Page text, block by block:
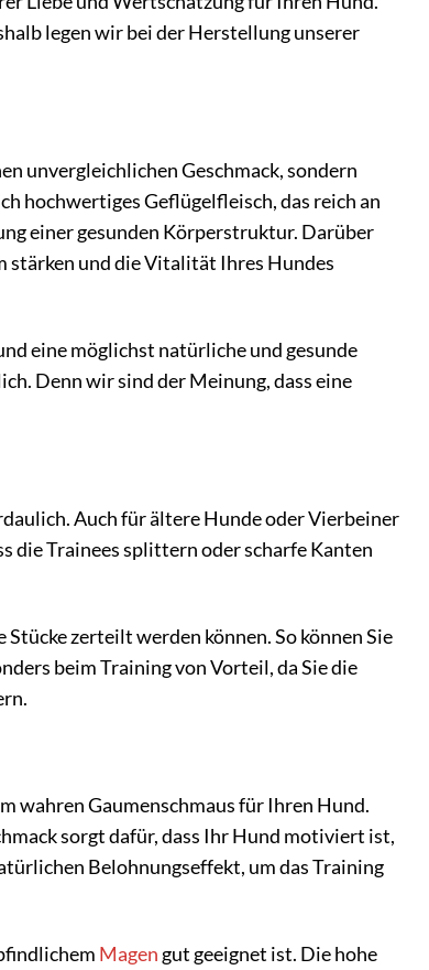
legen wir bei der Herstellung unserer
unvergleichlichen Geschmack, sondern
hochwertiges Geflügelfleisch, das reich an
einer gesunden Körperstruktur. Darüber
stärken und die Vitalität Ihres Hundes
eine möglichst natürliche und gesunde
Denn wir sind der Meinung, dass eine
Auch für ältere Hunde oder Vierbeiner
die Trainees splittern oder scharfe Kanten
zerteilt werden können. So können Sie
beim Training von Vorteil, da Sie die
wahren Gaumenschmaus für Ihren Hund.
sorgt dafür, dass Ihr Hund motiviert ist,
Belohnungseffekt, um das Training
Magen gut geeignet ist. Die hohe